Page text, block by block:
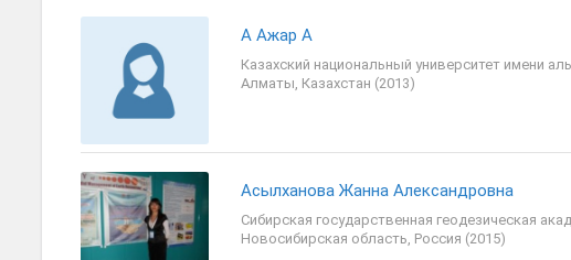
А Ажар А
Казахский национальный университет имени
Алматы, Казахстан (2013)
Асылханова Жанна Александровна
Сибирская государственная геодезическая
Новосибирская область, Россия (2015)